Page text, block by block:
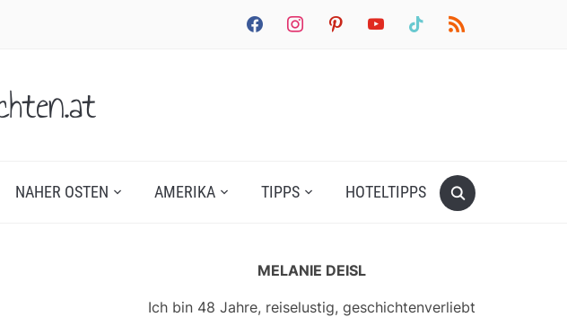
facebookinstagrampinterestyoutube tiktok rss
NAHER OSTEN AMERIKA TIPPS HOTELTIPPS
MELANIE DEISL
Ich bin 48 Jahre, reiselustig, geschichtenverliebt